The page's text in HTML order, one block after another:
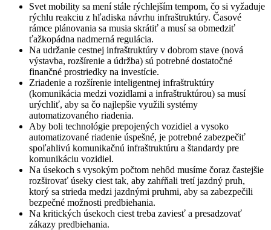
Svet mobility sa mení stále rýchlejším tempom, čo si vyžaduje
rýchlu reakciu z hľadiska návrhu infraštruktúry. Časové
rámce plánovania sa musia skrátiť a musí sa obmedziť
ťažkopádna nadmerná regulácia.
Na udržanie cestnej infraštruktúry v dobrom stave (nová
výstavba, rozšírenie a údržba) sú potrebné dostatočné
finančné prostriedky na investície.
Zriadenie a rozšírenie inteligentnej infraštruktúry
(komunikácia medzi vozidlami a infraštruktúrou) sa musí
urýchliť, aby sa čo najlepšie využili systémy
automatizovaného riadenia.
Aby boli technológie prepojených vozidiel a vysoko
automatizované riadenie úspešné, je potrebné zabezpečiť
spoľahlivú komunikačnú infraštruktúru a štandardy pre
komunikáciu vozidiel.
Na úsekoch s vysokým počtom nehôd musíme čoraz častejšie
rozširovať úseky ciest tak, aby zahŕňali tretí jazdný pruh,
ktorý sa strieda medzi jazdnými pruhmi, aby sa zabezpečili
bezpečné možnosti predbiehania.
Na kritických úsekoch ciest treba zaviesť a presadzovať
zákazy predbiehania.